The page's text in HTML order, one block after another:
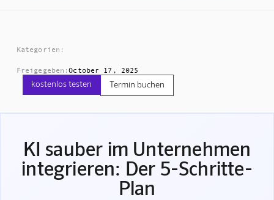
Kategorien:
Freigegeben:October 17, 2025
kostenlos testen Termin buchen
KI sauber im Unternehmen
integrieren: Der 5-Schritte-
Plan